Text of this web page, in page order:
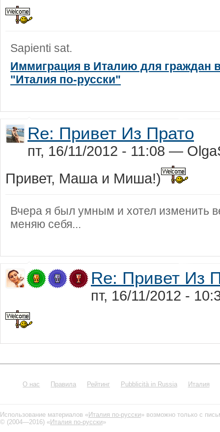
Sapienti sat.
Иммиграция в Италию для граждан
"Италия по-русски"
Re: Привет Из Прато
пт, 16/11/2012 - 11:08 —
Привет, Маша и Миша!)
Вчера я был умным и хотел изменить
меняю себя...
Re: Привет Из
пт, 16/11/2012 -
О нас Правила Рейтинг Pubblicità in Russia Италия
Использование материалов «Италия по-русски» возможно только с
© (2004—2016) «Италия по-русски»